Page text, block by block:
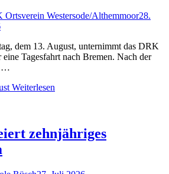
Ortsverein Westersode/Althemmoor28.
dem 13. August, unternimmt das DRK
Tagesfahrt nach Bremen. Nach der
…
Weiterlesen
zehnjähriges